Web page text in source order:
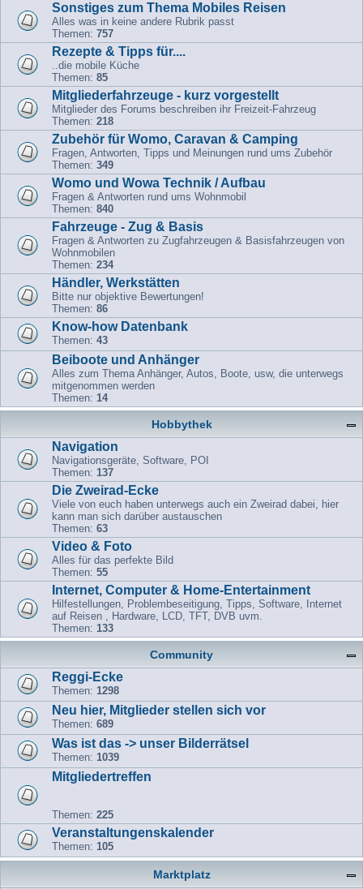
Sonstiges zum Thema Mobiles Reisen
Alles was in keine andere Rubrik passt
Themen: 757
Rezepte & Tipps für....
..die mobile Küche
Themen: 85
Mitgliederfahrzeuge - kurz vorgestellt
Mitglieder des Forums beschreiben ihr Freizeit-Fahrzeug
Themen: 218
Zubehör für Womo, Caravan & Camping
Fragen, Antworten, Tipps und Meinungen rund ums Zubehör
Themen: 349
Womo und Wowa Technik / Aufbau
Fragen & Antworten rund ums Wohnmobil
Themen: 840
Fahrzeuge - Zug & Basis
Fragen & Antworten zu Zugfahrzeugen & Basisfahrzeugen von
Wohnmobilen
Themen: 234
Händler, Werkstätten
Bitte nur objektive Bewertungen!
Themen: 86
Know-how Datenbank
Themen: 43
Beiboote und Anhänger
Alles zum Thema Anhänger, Autos, Boote, usw, die unterwegs
mitgenommen werden
Themen: 14
Hobbythek
Navigation
Navigationsgeräte, Software, POI
Themen: 137
Die Zweirad-Ecke
Viele von euch haben unterwegs auch ein Zweirad dabei, hier
kann man sich darüber austauschen
Themen: 63
Video & Foto
Alles für das perfekte Bild
Themen: 55
Internet, Computer & Home-Entertainment
Hilfestellungen, Problembeseitigung, Tipps, Software, Internet
auf Reisen , Hardware, LCD, TFT, DVB uvm.
Themen: 133
Community
Reggi-Ecke
Themen: 1298
Neu hier, Mitglieder stellen sich vor
Themen: 689
Was ist das -> unser Bilderrätsel
Themen: 1039
Mitgliedertreffen
Themen: 225
Veranstaltungenskalender
Themen: 105
Marktplatz